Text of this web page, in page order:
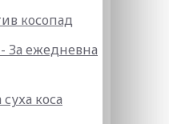
косопад
За ежедневна
коса